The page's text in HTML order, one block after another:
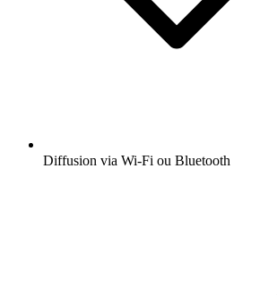
Diffusion via Wi-Fi ou Bluetooth